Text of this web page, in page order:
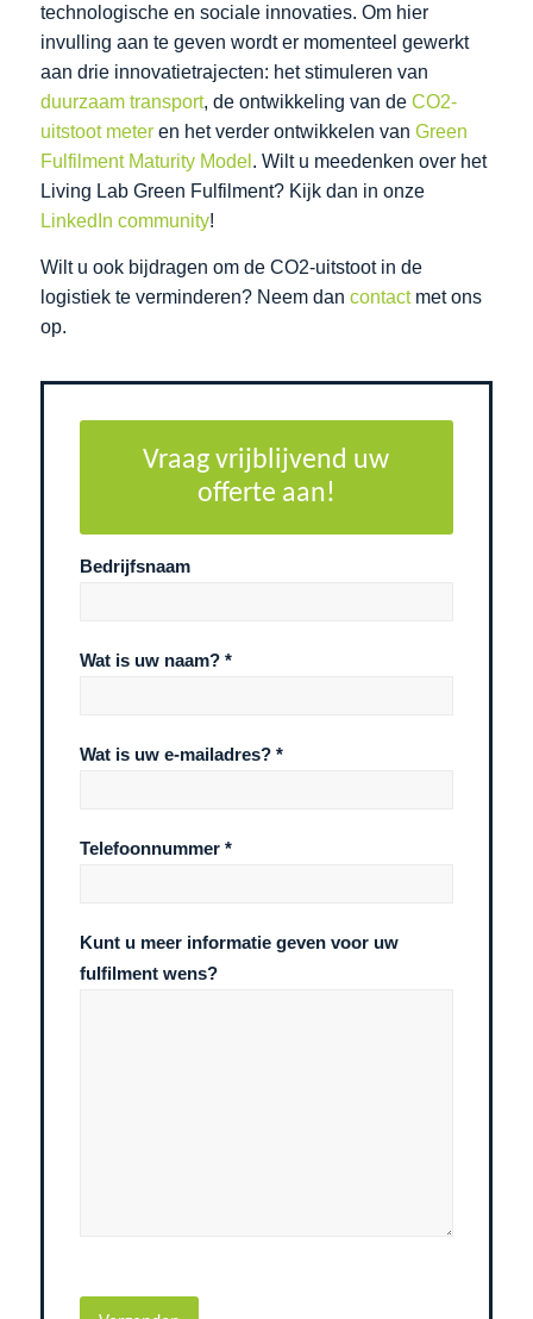
technologische en sociale innovaties. Om hier
invulling aan te geven wordt er momenteel gewerkt
aan drie innovatietrajecten: het stimuleren van
duurzaam transport, de ontwikkeling van de CO2-
uitstoot meteren het verder ontwikkelen van Green
Fulfilment Maturity Model . Wilt u meedenken over het
Living Lab Green Fulfilment? Kijk dan in onze
LinkedIn community!
Wilt u ook bijdragen om de CO2-uitstoot in de
logistiek te verminderen? Neem dan contactmet ons
op.
Vraag vrijblijvend uw
offerte aan!
Bedrijfsnaam
Wat is uw naam? *
Wat is uw e-mailadres? *
Telefoonnummer *
Kunt u meer informatie geven voor uw
fulfilment wens?